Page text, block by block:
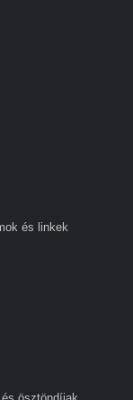
és linkek